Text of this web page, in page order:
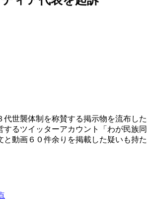
世襲体制を称賛する掲示物を流布
るツイッターアカウント「わが民
動画６０件余りを掲載した疑いも持た